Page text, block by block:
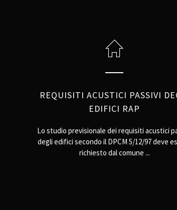
REQUISITI ACUSTICI PASSIVI
EDIFICI RAP
Lo studio previsionale dei requisiti acustici
degli edifici secondo il DPCM 5/12/97 deve
richiesto dal comune ...